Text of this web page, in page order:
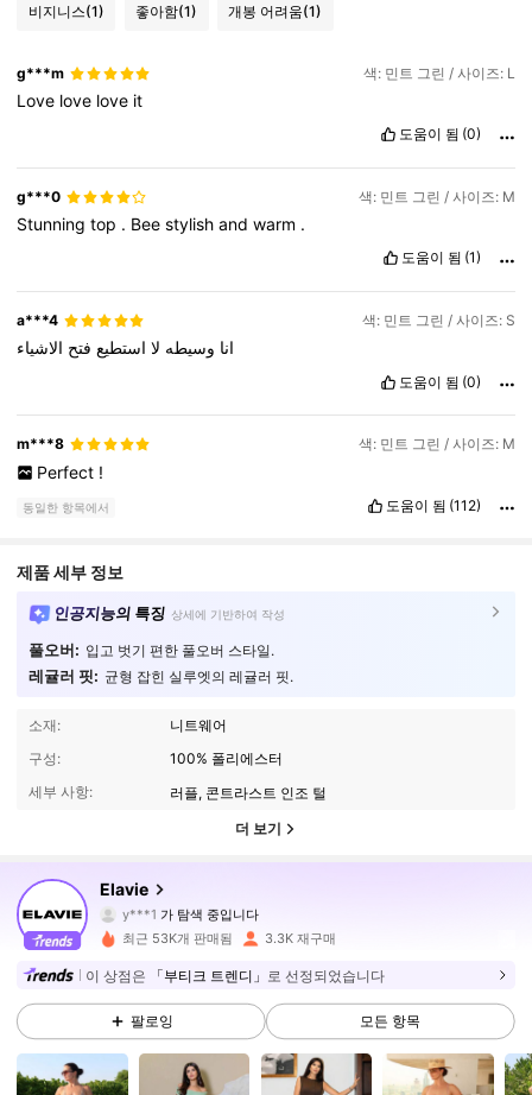
비지니스(1) 좋아함(1) 개봉 어려움(1)
g***m 색: 민트 그린 / 사이즈: L
Love love love it
도움이 됨 (0)
g***0 색: 민트 그린 / 사이즈: M
Stunningtop . Beestylishandwarm .
도움이 됨 (1)
a***4 색: 민트 그린 / 사이즈: S
انا وسيطه لا استطيع فتح الاشياء
도움이 됨 (0)
m***8 색: 민트 그린 / 사이즈: M
Perfect !
동일한 항목에서 도움이 됨 (112)
제품 세부 정보
인공지능의 특징 상세에 기반하여 작성
풀오버: 입고 벗기 편한 풀오버 스타일.
레귤러 핏: 균형 잡힌 실루엣의 레귤러 핏.
소재:
니트웨어
구성:
100% 폴리에스터
세부 사항:
러플, 콘트라스트 인조 털
더 보기
Elavie
y***1가 탐색 중입니다
4.84
16K 팔로워
4.84 16K 팔로워
4.84 16K 팔로워
최근 53K개 판매됨 3.3K 재구매
이 상점은 「부티크 트렌디」 로 선정되었습니다
팔로잉 모든 항목